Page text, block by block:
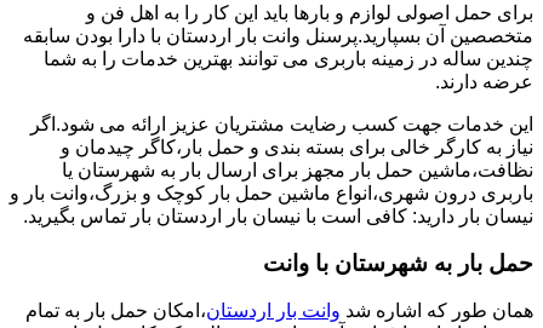
برای حمل اصولی لوازم و بارها باید این کار را به اهل فن و
متخصصین آن بسپارید.پرسنل وانت بار اردستان با دارا بودن سابقه
چندین ساله در زمینه باربری می توانند بهترین خدمات را به شما
عرضه دارند.
این خدمات جهت کسب رضایت مشتریان عزیز ارائه می شود.اگر
نیاز به کارگر خالی برای بسته بندی و حمل بار،کاگر چیدمان و
نظافت،ماشین حمل بار مجهز برای ارسال بار به شهرستان یا
باربری درون شهری،انواع ماشین حمل بار کوچک و بزرگ،وانت بار و
نیسان بار دارید: کافی است با نیسان بار اردستان بار تماس بگیرید.
حمل بار به شهرستان با وانت
همان طور که اشاره شد وانت بار اردستان،امکان حمل بار به تمام